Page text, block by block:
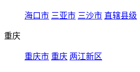
海口市 三亚市 三沙市 直辖县级
重庆
重庆市 重庆 两江新区